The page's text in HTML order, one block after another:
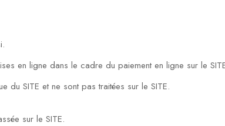
en ligne dans le cadre du paiement en ligne sur le
du SITE et ne sont pas traitées sur le SITE.
sur le SITE.